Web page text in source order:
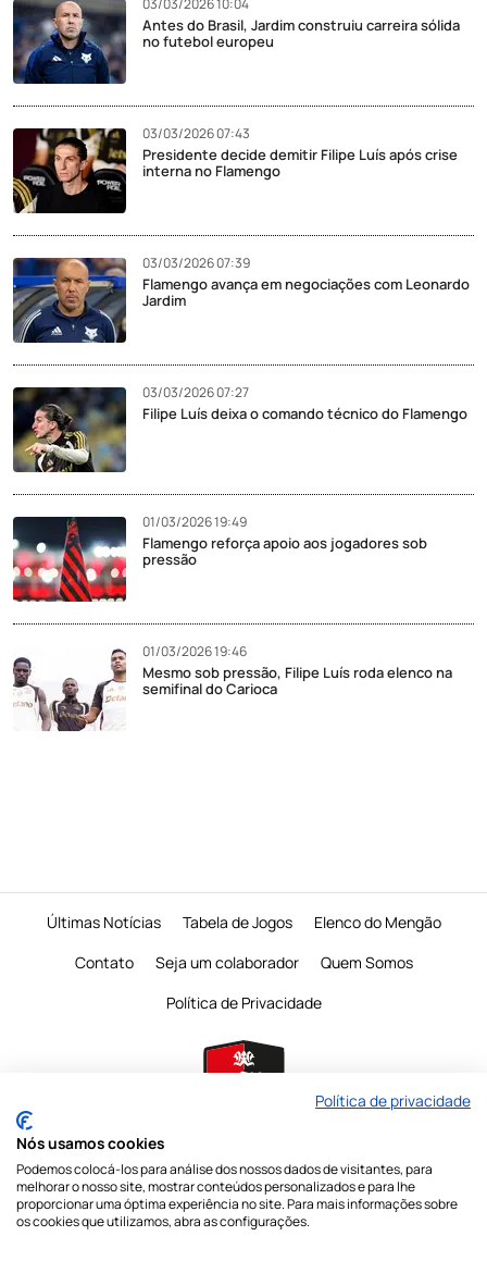
Antes do Brasil, Jardim construiu carreira sólida
no futebol europeu
03/03/2026 07:43
Presidente decide demitir Filipe Luís após crise
interna no Flamengo
03/03/2026 07:39
Flamengo avança em negociações com Leonardo
Jardim
03/03/2026 07:27
Filipe Luís deixa o comando técnico do Flamengo
01/03/2026 19:49
Flamengo reforça apoio aos jogadores sob
pressão
01/03/2026 19:46
Mesmo sob pressão, Filipe Luís roda elenco na
semifinal do Carioca
Últimas Notícias Tabela de Jogos
Elenco do Mengão
Contato
Seja um colaborador
Quem Somos
Política de Privacidade
É proibido a reprodução do conteudo desta página em qualquer meio de
comunicação,eletronico ou impresso, sem autorização escrita do Mengo
Mania
Política de privacidade
Nós usamos cookies
Podemos colocá-los para análise dos nossos dados de visitantes, para
melhorar o nosso site, mostrar conteúdos personalizados e para lhe
proporcionar uma óptima experiência no site. Para mais informações sobre
os cookies que utilizamos, abra as configurações.